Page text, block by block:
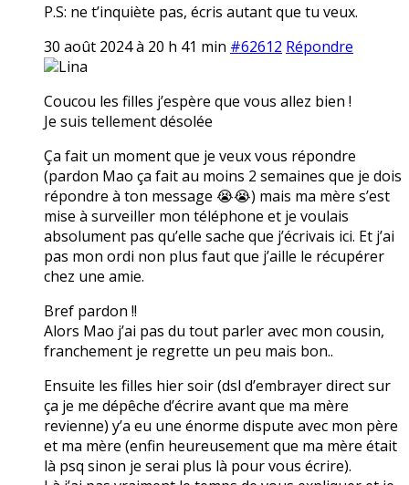
P.S: ne t’inquiète pas, écris autant que tu veux.
30 août 2024 à 20 h 41 min #62612 Répondre
Lina
Coucou les filles j’espère que vous allez bien !
Je suis tellement désolée
Ça fait un moment que je veux vous répondre
(pardon Mao ça fait au moins 2 semaines que je dois
répondre à ton message 😭😭) mais ma mère s’est
mise à surveiller mon téléphone et je voulais
absolument pas qu’elle sache que j’écrivais ici. Et j’ai
pas mon ordi non plus faut que j’aille le récupérer
chez une amie.
Bref pardon !!
Alors Mao j’ai pas du tout parler avec mon cousin,
franchement je regrette un peu mais bon..
Ensuite les filles hier soir (dsl d’embrayer direct sur
ça je me dépêche d’écrire avant que ma mère
revienne) y’a eu une énorme dispute avec mon père
et ma mère (enfin heureusement que ma mère était
là psq sinon je serai plus là pour vous écrire).